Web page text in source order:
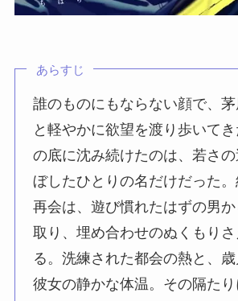
あらすじ
誰のものにもならない顔で、
と軽やかに欲望を渡り歩いて
の底に沈み続けたのは、若さの
ぼしたひとりの名だけだった
再会は、遊び慣れたはずの男
取り、埋め合わせのぬくもり
る。洗練された都会の熱と、
彼女の静かな体温。その隔た